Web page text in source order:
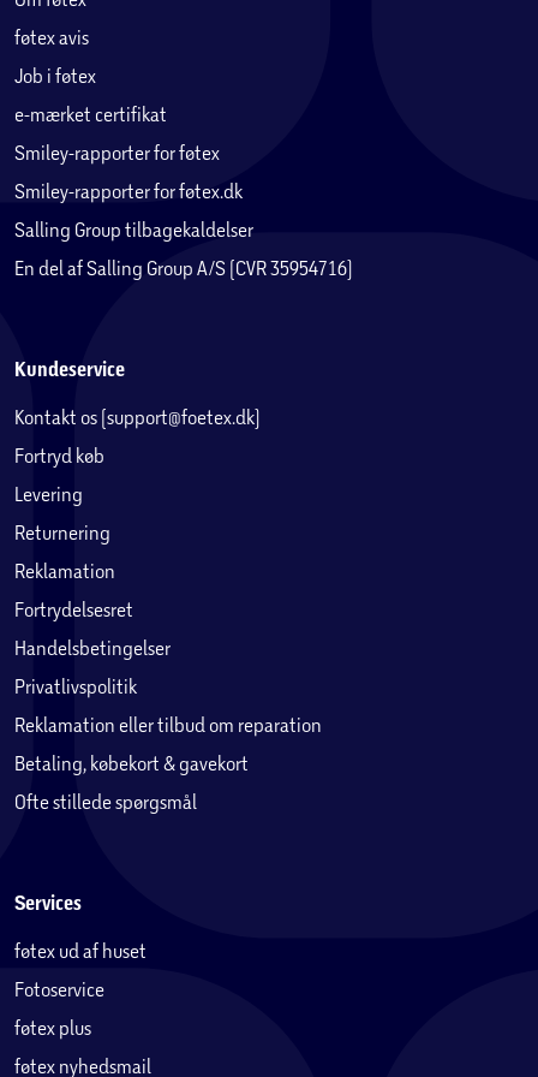
Maksimal belastning topplade:
Inkluderet:
føtex avis
Job i føtex
e-mærket certifikat
Smiley-rapporter for føtex
Smiley-rapporter for føtex.dk
Salling Group tilbagekaldelser
En del af Salling Group A/S (CVR 35954716)
Kundeservice
Kontakt os (support@foetex.dk)
Fortryd køb
Levering
Returnering
Reklamation
Fortrydelsesret
Handelsbetingelser
Privatlivspolitik
Reklamation eller tilbud om reparation
Betaling, købekort & gavekort
Ofte stillede spørgsmål
Services
føtex ud af huset
Fotoservice
føtex plus
føtex nyhedsmail